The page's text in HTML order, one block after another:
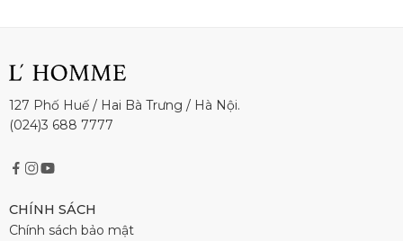
127 Phố Huế / Hai Bà Trưng / Hà Nội.
(024)3 688 7777
CHÍNH SÁCH
Chính sách bảo mật